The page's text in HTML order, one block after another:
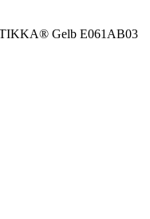
Gelb E061AB03